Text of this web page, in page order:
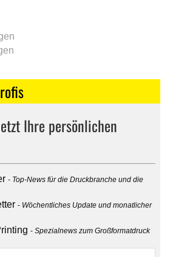
Ihre persönlichen
Top-News für die Druckbranche und die
Wöchentliches Update und monatlicher
Spezialnews zum Großformatdruck